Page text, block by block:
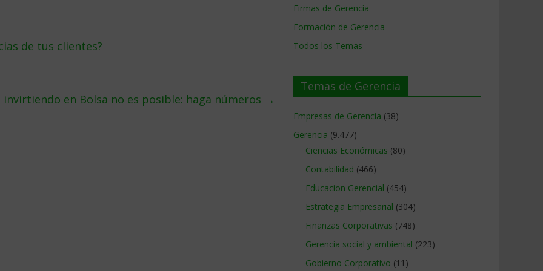
de tus clientes?
invirtiendo en Bolsa no es posible: haga números →
Firmas de Gerencia
Formación de Gerencia
Todos los Temas
Temas de Gerencia
Empresas de Gerencia (38)
Gerencia (9.477)
Ciencias Económicas (80)
Contabilidad (466)
Educacion Gerencial (454)
Estrategia Empresarial (304)
Finanzas Corporativas (748)
Gerencia social y ambiental (223)
Gobierno Corporativo (11)